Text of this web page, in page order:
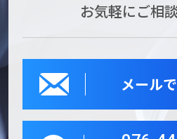
お気軽にご相
メール